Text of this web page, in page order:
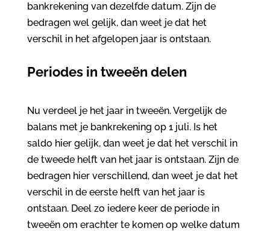
bankrekening van dezelfde datum. Zijn de
bedragen wel gelijk, dan weet je dat het
verschil in het afgelopen jaar is ontstaan.
Periodes in tweeën delen
Nu verdeel je het jaar in tweeën. Vergelijk de
balans met je bankrekening op 1 juli. Is het
saldo hier gelijk, dan weet je dat het verschil in
de tweede helft van het jaar is ontstaan. Zijn de
bedragen hier verschillend, dan weet je dat het
verschil in de eerste helft van het jaar is
ontstaan. Deel zo iedere keer de periode in
tweeën om erachter te komen op welke datum